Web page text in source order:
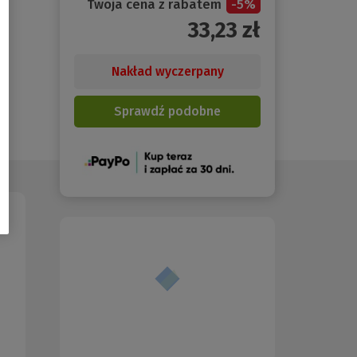
Twoja cena z rabatem -5%
33,23 zł
Nakład wyczerpany
Sprawdź podobne
(Nowe